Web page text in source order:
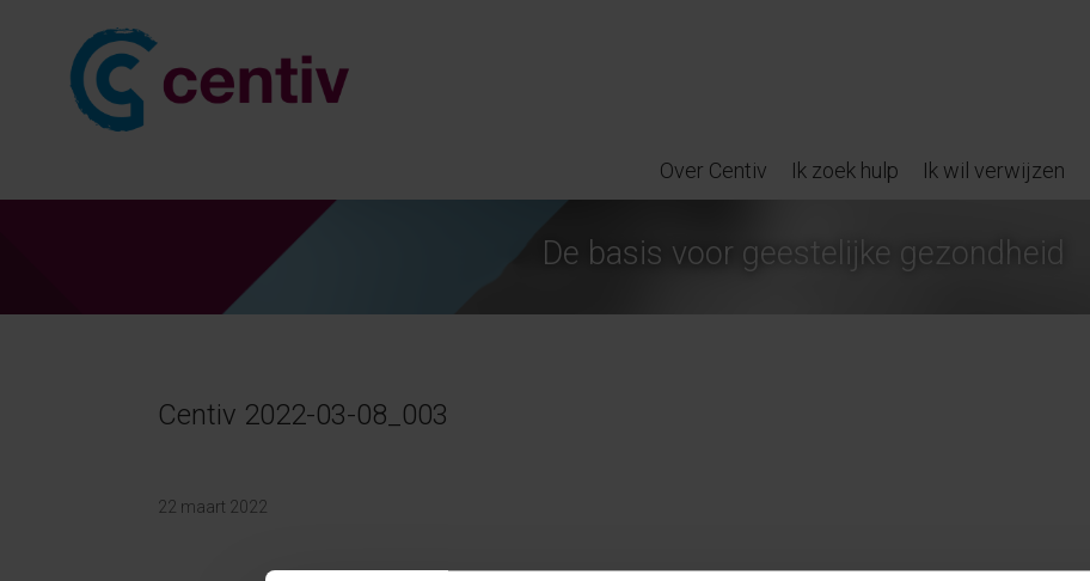
Over Centiv Ik zoek hulp Ik wil verwijzen
De basis voor geestelijke gezondheid
Centiv 2022-03-08_003
22 maart 2022